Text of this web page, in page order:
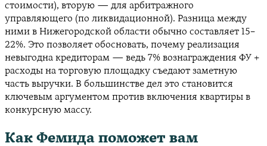
стоимости), вторую — для арбитражного
управляющего (по ликвидационной). Разница между
ними в Нижегородской области обычно составляет 15–
22%. Это позволяет обосновать, почему реализация
невыгодна кредиторам — ведь 7% вознаграждения ФУ +
расходы на торговую площадку съедают заметную
часть выручки. В большинстве дел это становится
ключевым аргументом против включения квартиры в
конкурсную массу.
Как Фемида поможет вам